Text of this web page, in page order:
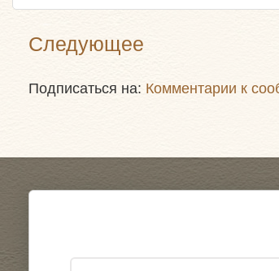
Следующее
Подписаться на: Комментарии к